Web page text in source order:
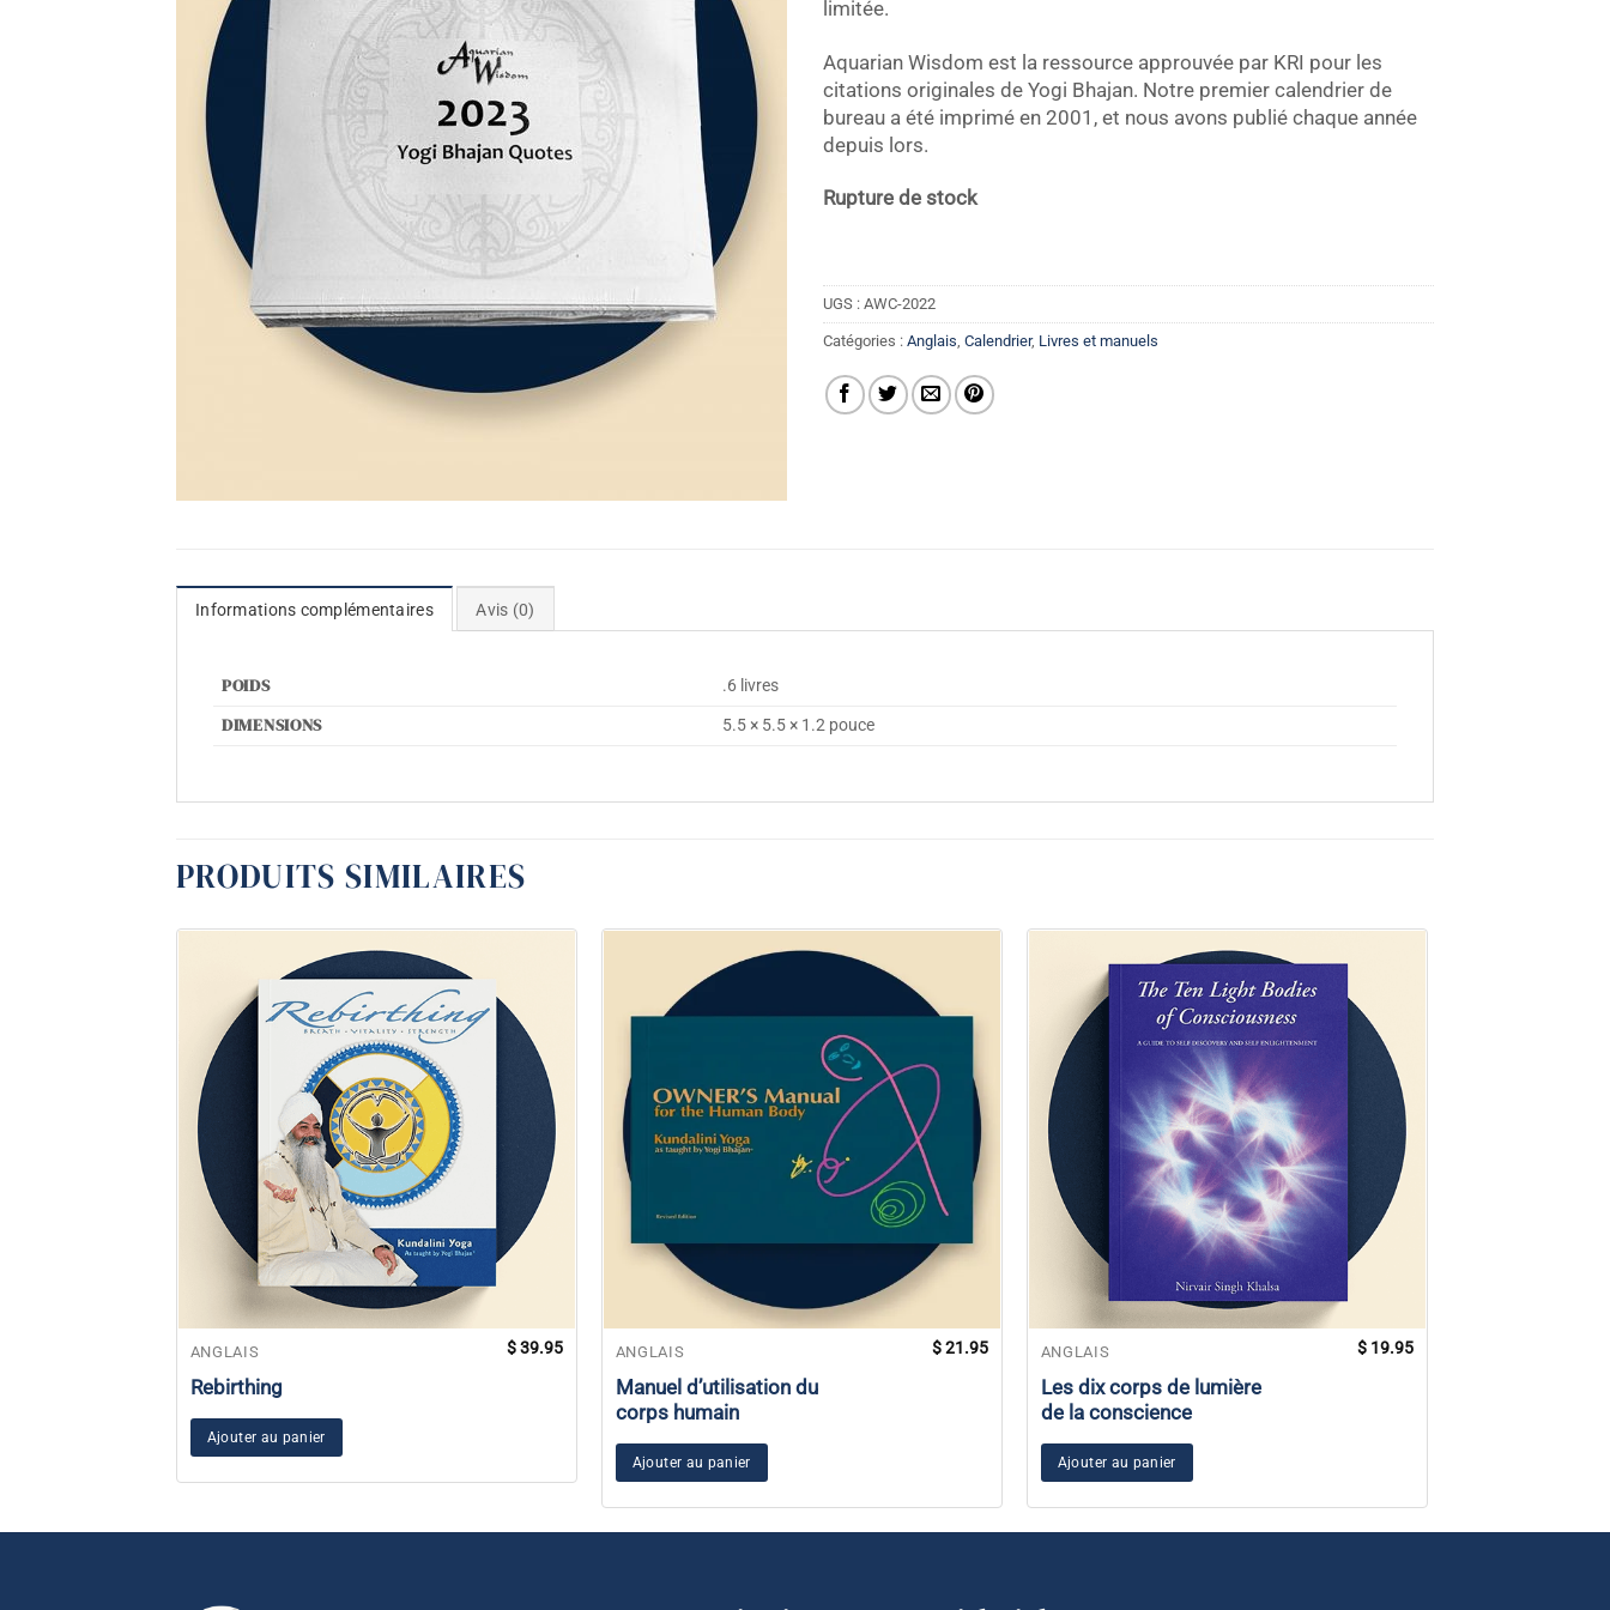
limitée.
Aquarian Wisdom est la ressource approuvée par KRI pour les
citations originales de Yogi Bhajan. Notre premier calendrier de
bureau a été imprimé en 2001, et nous avons publié chaque année
depuis lors.
Rupture de stock
UGS : AWC-2022
Catégories : Anglais, Calendrier, Livres et manuels
Informations complémentaires Avis (0)
POIDS .6 livres
DIMENSIONS 5.5 × 5.5 × 1.2 pouce
PRODUITS SIMILAIRES
ANGLAIS
Rebirthing
$39.95
Ajouter au panier
ANGLAIS
Manuel d’utilisation du
corps humain
$21.95
Ajouter au panier
ANGLAIS
Les dix corps de lumière
de la conscience
$ 19.95
Ajouter au panier